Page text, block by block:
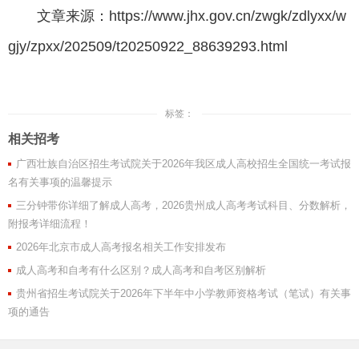
文章来源：https://www.jhx.gov.cn/zwgk/zdlyxx/w
gjy/zpxx/202509/t20250922_88639293.html
标签：
相关招考
广西壮族自治区招生考试院关于2026年我区成人高校招生全国统一考试报
名有关事项的温馨提示
三分钟带你详细了解成人高考，2026贵州成人高考考试科目、分数解析，
附报考详细流程！
2026年北京市成人高考报名相关工作安排发布
成人高考和自考有什么区别？成人高考和自考区别解析
贵州省招生考试院关于2026年下半年中小学教师资格考试（笔试）有关事
项的通告